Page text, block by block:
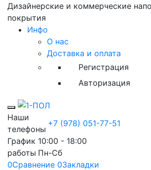
Дизайнерские и коммерческие
покрытия
Инфо
О нас
Доставка и оплата
Регистрация
Авторизация
Toggle mobile menu
Наши
телефоны
+7 (978) 051-77-51
График
работы
10:00 - 18:00
Пн-Сб
0Сравнение 0Закладки